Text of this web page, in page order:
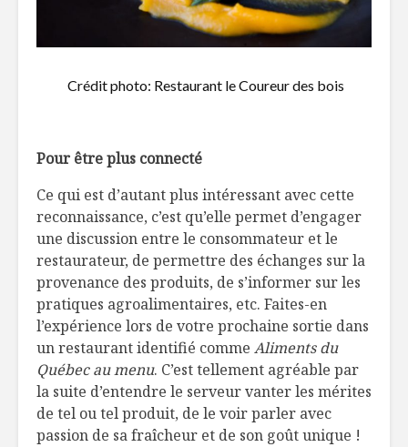
Crédit photo: Restaurant le Coureur des bois
Pour être plus connecté
Ce qui est d’autant plus intéressant avec cette
reconnaissance, c’est qu’elle permet d’engager
une discussion entre le consommateur et le
restaurateur, de permettre des échanges sur la
provenance des produits, de s’informer sur les
pratiques agroalimentaires, etc. Faites-en
l’expérience lors de votre prochaine sortie dans
un restaurant identifié comme Aliments du
Québec au menu. C’est tellement agréable par
la suite d’entendre le serveur vanter les mérites
de tel ou tel produit, de le voir parler avec
passion de sa fraîcheur et de son goût unique !